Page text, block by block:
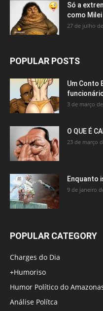
Só a
como Milei
27 de julho
POPULAR POSTS
Um Conto
3 de março
O QUE É
23 de março
Enquanto
9 de janeiro
POPULAR CATEGORY
Charges do Dia
+Humoriso
Humor Político do
Análise Polítca